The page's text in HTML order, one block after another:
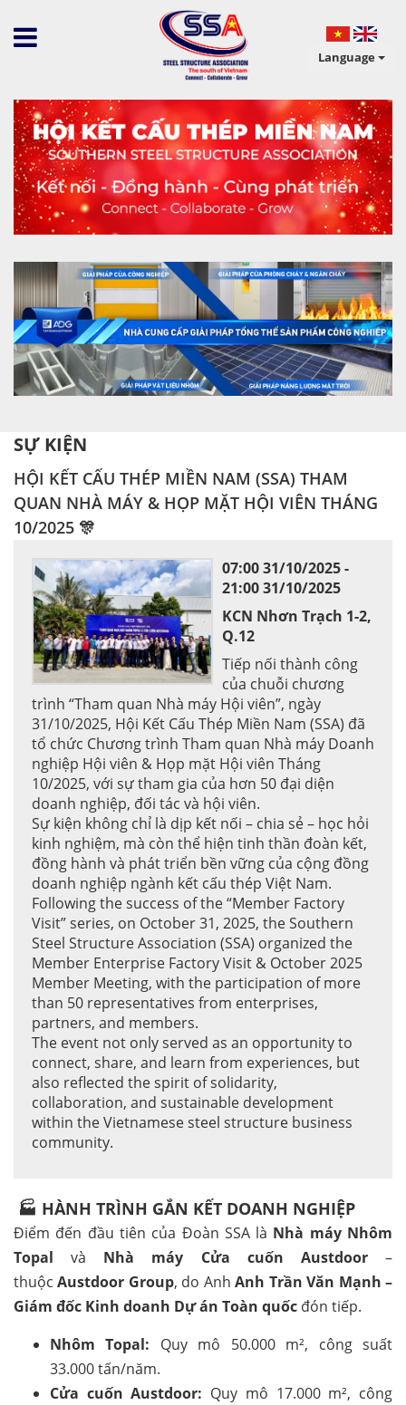
Language
SỰ KIỆN
HỘI KẾT CẤU THÉP MIỀN NAM (SSA) THAM
QUAN NHÀ MÁY & HỌP MẶT HỘI VIÊN THÁNG
10/2025 🎊
07:00 31/10/2025 -
21:00 31/10/2025
KCN Nhơn Trạch 1-2,
Q.12
Tiếp nối thành công
của chuỗi chương
trình “Tham quan Nhà máy Hội viên”, ngày
31/10/2025, Hội Kết Cấu Thép Miền Nam (SSA) đã
tổ chức Chương trình Tham quan Nhà máy Doanh
nghiệp Hội viên & Họp mặt Hội viên Tháng
10/2025, với sự tham gia của hơn 50 đại diện
doanh nghiệp, đối tác và hội viên.
Sự kiện không chỉ là dịp kết nối – chia sẻ – học hỏi
kinh nghiệm, mà còn thể hiện tinh thần đoàn kết,
đồng hành và phát triển bền vững của cộng đồng
doanh nghiệp ngành kết cấu thép Việt Nam.
Following the success of the “Member Factory
Visit” series, on October 31, 2025, the Southern
Steel Structure Association (SSA) organized the
Member Enterprise Factory Visit & October 2025
Member Meeting, with the participation of more
than 50 representatives from enterprises,
partners, and members.
The event not only served as an opportunity to
connect, share, and learn from experiences, but
also reflected the spirit of solidarity,
collaboration, and sustainable development
within the Vietnamese steel structure business
community.
🏭 HÀNH TRÌNH GẮN KẾT DOANH NGHIỆP
Điểm đến đầu tiên của Đoàn SSA là Nhà máy Nhôm
Topal và Nhà máy Cửa cuốn Austdoor–
thuộcAustdoor Group, do AnhAnh Trần Văn Mạnh –
Giám đốc Kinh doanh Dự án Toàn quốc đón tiếp.
Nhôm Topal: Quy mô 50.000 m², công suất
33.000 tấn/năm.
Cửa cuốn Austdoor: Quy mô 17.000 m², công